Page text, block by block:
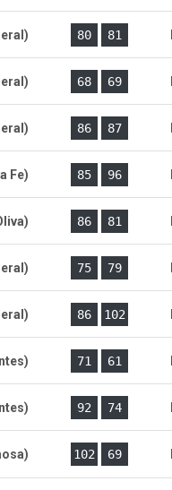
80 81
68 69
86 87
Fe) 85 96
86 81
75 79
86 102
71 61
92 74
102 69